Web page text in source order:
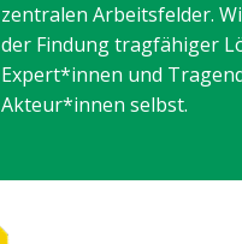
zentralen Arbeitsfelder.
der Findung tragfähiger
Expert*innen und
Akteur*innen selbst.